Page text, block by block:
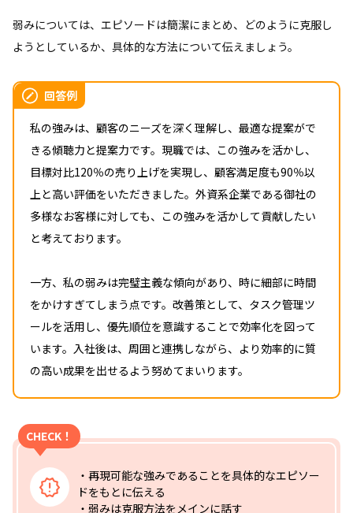
弱みについては、エピソードは簡潔にまとめ、どのように克服し
ようとしているか、具体的な方法について伝えましょう。
回答例
私の強みは、顧客のニーズを深く理解し、最適な提案がで
きる傾聴力と提案力です。現職では、この強みを活かし、
目標対比120％の売り上げを実現し、顧客満足度も90％以
上と高い評価をいただきました。外資系企業である御社の
多様なお客様に対しても、この強みを活かして貢献したい
と考えております。
一方、私の弱みは完璧主義な傾向があり、時に細部に時間
をかけすぎてしまう点です。改善策として、タスク管理ツ
ールを活用し、優先順位を意識することで効率化を図って
います。入社後は、周囲と連携しながら、より効率的に質
の高い成果を出せるよう努めてまいります。
CHECK！
・再現可能な強みであることを具体的なエピソー
ドをもとに伝える
・弱みは克服方法をメインに話す